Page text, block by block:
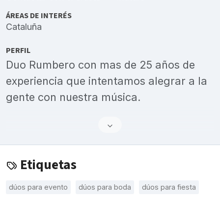
ÁREAS DE INTERÉS
Cataluña
PERFIL
Duo Rumbero con mas de 25 años de
experiencia que intentamos alegrar a la
gente con nuestra música.
Etiquetas
dúos para evento dúos para boda dúos para fiesta